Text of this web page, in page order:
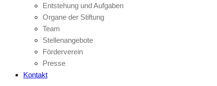
Entstehung und Aufgaben
Organe der Stiftung
Team
Stellenangebote
Förderverein
Presse
Kontakt